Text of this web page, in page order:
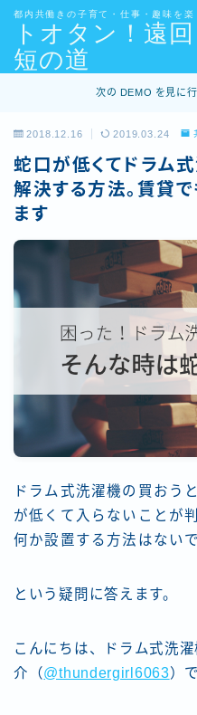
トオタン！遠
短の道
都内共働きの子育て・仕事・趣味を楽
MENU
kindle・kindle unlimited
[体験談]30代エンジニアが
お問い合わせ
お問い合わせ・ご依頼に
サイトマップ – 3つのテーマ
デモプリセット記事 #5
デモプリセット記事 #5
プライバシーポリシー
プロフィール
免責事項
内部リンク
利用規約／特定商取引法
有料記事の決済完了ページ
格安モバイルルーターで
生活の質を上げるモノレ
第1回のざわナイト！パパ
運営者情報
次の DEMO を見に行
2018.12.16 2019.03.24
蛇口が低くてドラム
解決する方法。賃貸
ます
ドラム式洗濯機の買おう
が低くて入らないことが
何か設置する方法はない
という疑問に答えます。
こんにちは、ドラム式洗
介（@thundergirl6063）